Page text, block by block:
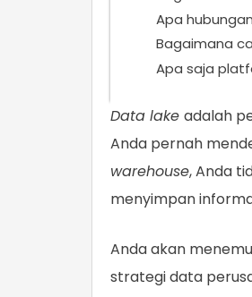
Apa
Bagaimana
Apa saja
Data lake adalah
Anda pernah
warehouse, Anda
menyimpan
Anda akan
strategi data